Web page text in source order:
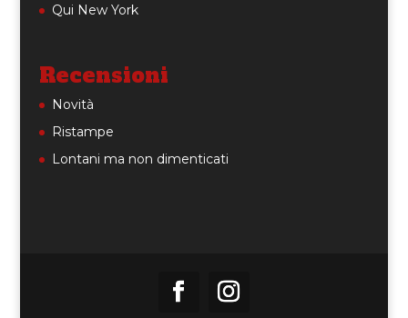
Qui New York
Recensioni
Novità
Ristampe
Lontani ma non dimenticati